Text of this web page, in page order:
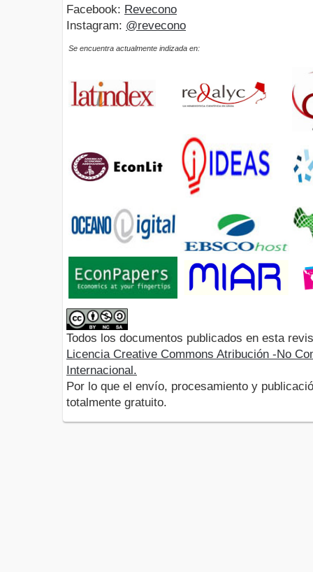
Facebook: Revecono
Instagram: @revecono
Se encuentra actualmente indizada en:
Todos los documentos publicados en esta
Licencia Creative Commons Atribución -No
Internacional.
Por lo que el envío, procesamiento y
totalmente gratuito.